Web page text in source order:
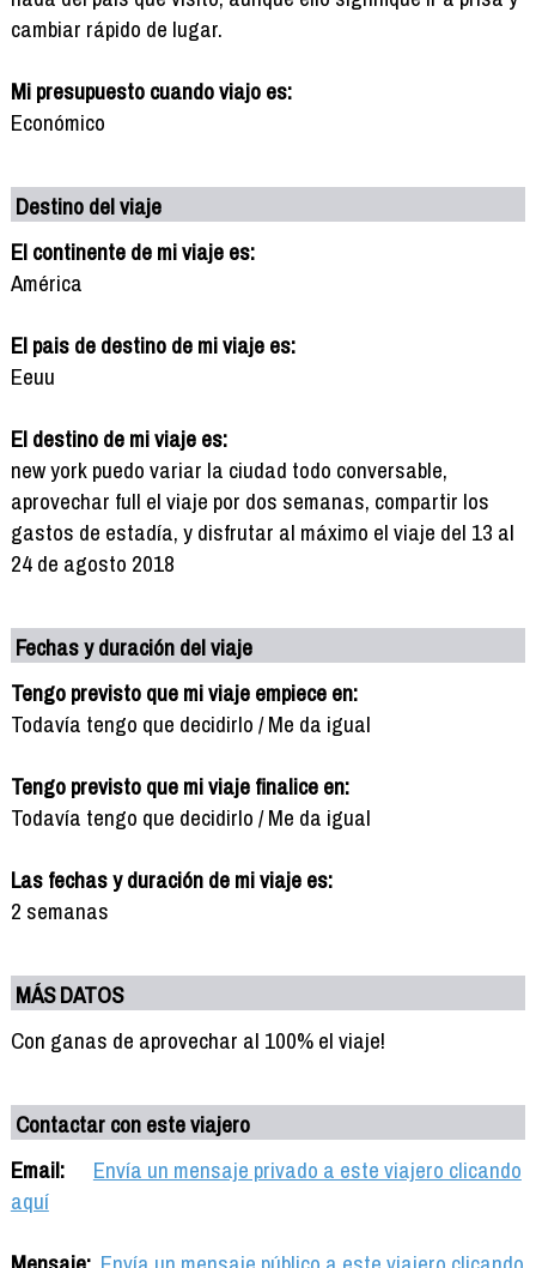
cambiar rápido de lugar.
Mi presupuesto cuando viajo es:
Económico
Destino del viaje
El continente de mi viaje es:
América
El pais de destino de mi viaje es:
Eeuu
El destino de mi viaje es:
new york puedo variar la ciudad todo conversable,
aprovechar full el viaje por dos semanas, compartir los
gastos de estadía, y disfrutar al máximo el viaje del 13 al
24 de agosto 2018
Fechas y duración del viaje
Tengo previsto que mi viaje empiece en:
Todavía tengo que decidirlo / Me da igual
Tengo previsto que mi viaje finalice en:
Todavía tengo que decidirlo / Me da igual
Las fechas y duración de mi viaje es:
2 semanas
MÁS DATOS
Con ganas de aprovechar al 100% el viaje!
Contactar con este viajero
Email:
Envía un mensaje privado a este viajero clicando
aquí